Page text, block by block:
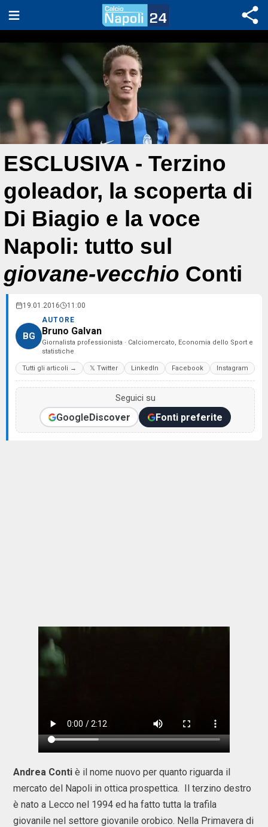
ESCLUSIVA - Terzino
goleador, la scoperta di
Di Biagio e la voce
Napoli: tutto sul
giovane-vecchio Conti
19.01.2016 11:00
BG
AUTORE
Bruno Galvan
Giornalista professionista · Calciomercato, Economia dello Sport e
statistiche
Tutti gli articoli → 𝕏 Twitter LinkedIn Facebook Instagram
Seguici su
GoogleDiscover Fonti preferite
Andrea Conti è il nome nuovo per quanto riguarda il
mercato del Napoli in ottica prospettica. Il terzino destro
è nato a Lecco nel 1994 ed ha fatto tutta la trafila
giovanile nel settore giovanile orobico. Nella Primavera di